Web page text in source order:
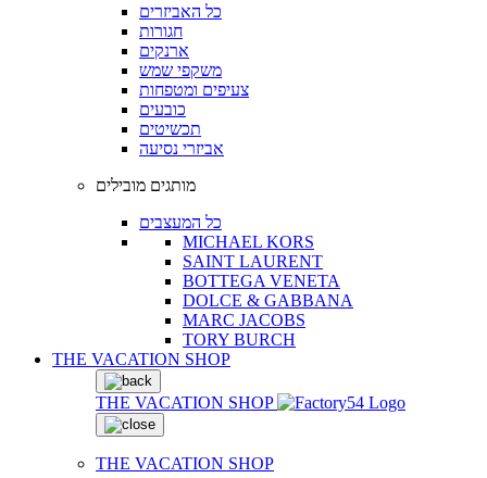
כל האביזרים
חגורות
ארנקים
משקפי שמש
צעיפים ומטפחות
כובעים
תכשיטים
אביזרי נסיעה
מותגים מובילים
כל המעצבים
MICHAEL KORS
SAINT LAURENT
BOTTEGA VENETA
DOLCE & GABBANA
MARC JACOBS
TORY BURCH
THE VACATION SHOP
THE VACATION SHOP
THE VACATION SHOP